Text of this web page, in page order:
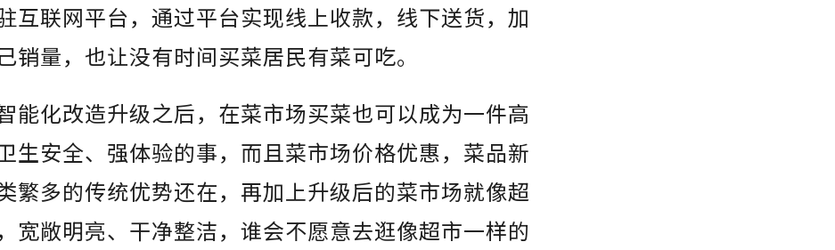
互联网平台，通过平台实现线上收款，线下送货，加
销量，也让没有时间买菜居民有菜可吃。
能化改造升级之后，在菜市场买菜也可以成为一件高
生安全、强体验的事，而且菜市场价格优惠，菜品新
繁多的传统优势还在，再加上升级后的菜市场就像超
宽敞明亮、干净整洁，谁会不愿意去逛像超市一样的